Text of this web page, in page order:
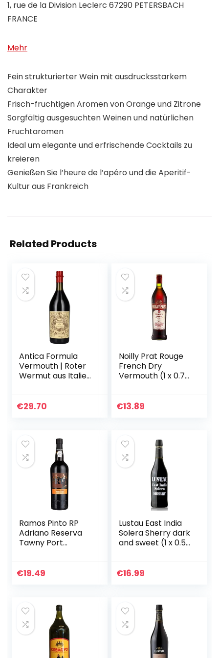
1, rue de la Division Leclerc 67290 PETERSBACH
FRANCE
Mehr
Fein strukturierter Wein mit ausdrucksstarkem
Charakter
Frisch-fruchtigen Aromen von Orange und Zitrone
Sorgfältig ausgesuchten Weinen und natürlichen
Fruchtaromen
Ideal um elegante und erfrischende Cocktails zu
kreieren
Genießen Sie l’heure de l’apéro und die Aperitif-
Kultur aus Frankreich
Related Products
Antica Formula
Vermouth | Roter
Wermut aus Italien
oder in Cocktails (1
€29.70
Noilly Prat Rouge
French Dry
Vermouth (1 x 0.75
€13.89
Ramos Pinto RP
Adriano Reserva
Tawny Port
l)
€19.49
Lustau East India
Solera Sherry dark
and sweet (1 x 0.5
€16.99